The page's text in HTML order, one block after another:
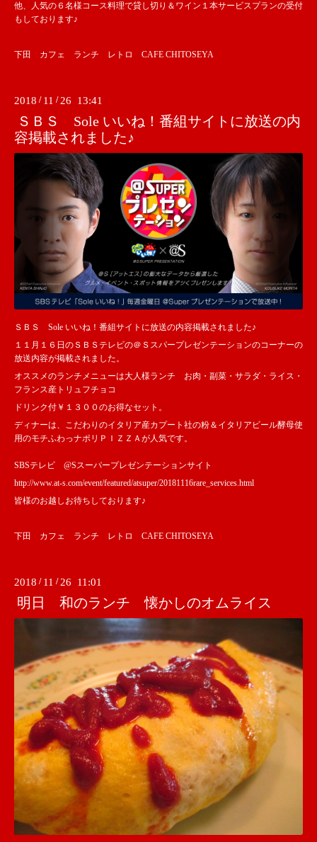
他、人気の６名様コース料理で貸し切り＆ワイン１本サービスプランの受付
もしております♪
下田 カフェ ランチ レトロ CAFE CHITOSEYA
2018 / 11 / 26 13:41
ＳＢＳ Sole いいね！番組サイトに放送の内
容掲載されました♪
ＳＢＳ Sole いいね！番組サイトに放送の内容掲載されました♪
１１月１６日のＳＢＳテレビの＠Ｓスパープレゼンテーションのコーナーの
放送内容が掲載されました。
オススメのランチメニューは大人様ランチ お肉・副菜・サラダ・ライス・
フランス産トリュフチョコ
ドリンク付￥１３００のお得なセット。
ディナーは、こだわりのイタリア産カプート社の粉＆イタリアビール酵母使
用のモチふわっナポリＰＩＺＺＡが人気です。
SBSテレビ @Sスーパープレゼンテーションサイト
http://www.at-s.com/event/featured/atsuper/20181116rare_services.html
皆様のお越しお待ちしております♪
下田 カフェ ランチ レトロ CAFE CHITOSEYA
2018 / 11 / 26 11:01
明日 和のランチ 懐かしのオムライス